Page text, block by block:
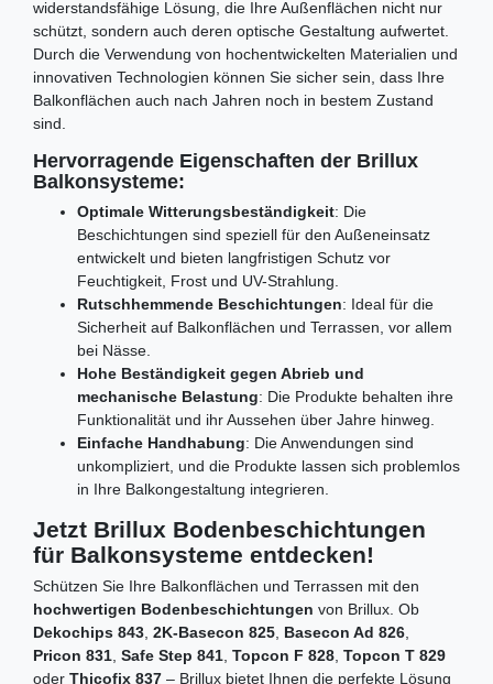
widerstandsfähige Lösung, die Ihre Außenflächen nicht nur
schützt, sondern auch deren optische Gestaltung aufwertet.
Durch die Verwendung von hochentwickelten Materialien und
innovativen Technologien können Sie sicher sein, dass Ihre
Balkonflächen auch nach Jahren noch in bestem Zustand
sind.
Hervorragende Eigenschaften der Brillux
Balkonsysteme:
Optimale Witterungsbeständigkeit: Die
Beschichtungen sind speziell für den Außeneinsatz
entwickelt und bieten langfristigen Schutz vor
Feuchtigkeit, Frost und UV-Strahlung.
Rutschhemmende Beschichtungen: Ideal für die
Sicherheit auf Balkonflächen und Terrassen, vor allem
bei Nässe.
Hohe Beständigkeit gegen Abrieb und
mechanische Belastung: Die Produkte behalten ihre
Funktionalität und ihr Aussehen über Jahre hinweg.
Einfache Handhabung: Die Anwendungen sind
unkompliziert, und die Produkte lassen sich problemlos
in Ihre Balkongestaltung integrieren.
Jetzt Brillux Bodenbeschichtungen
für Balkonsysteme entdecken!
Schützen Sie Ihre Balkonflächen und Terrassen mit den
hochwertigen Bodenbeschichtungen von Brillux. Ob
Dekochips 843 2K-Basecon 825 Basecon Ad 826
Pricon 831 Safe Step 841 Topcon F 828 Topcon T 829
oder Thicofix 837 – Brillux bietet Ihnen die perfekte Lösung